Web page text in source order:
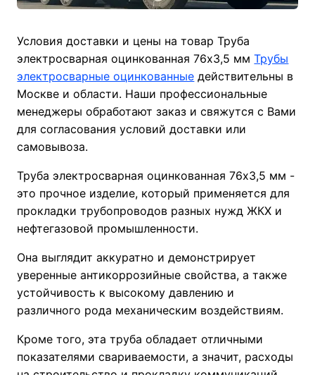
Условия доставки и цены на товар Труба
электросварная оцинкованная 76х3,5 ммТрубы
электросварные оцинкованные действительны в
Москве и области. Наши профессиональные
менеджеры обработают заказ и свяжутся с Вами
для согласования условий доставки или
самовывоза.
Труба электросварная оцинкованная 76х3,5 мм -
это прочное изделие, который применяется для
прокладки трубопроводов разных нужд ЖКХ и
нефтегазовой промышленности.
Она выглядит аккуратно и демонстрирует
уверенные антикоррозийные свойства, а также
устойчивость к высокому давлению и
различного рода механическим воздействиям.
Кроме того, эта труба обладает отличными
показателями свариваемости, а значит, расходы